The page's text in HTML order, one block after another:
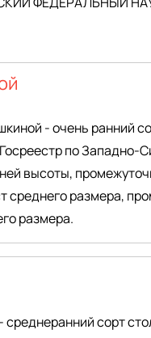
- очень ранний
по Западно-
высоты,
среднего размера,
размера.
сорт